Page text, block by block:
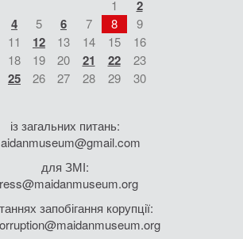
1 2
4 5 6 7 8
9
11 12 13 14 15
16
18 19 20 21 22
23
25 26 27 28 29
30
із загальних питань:
для ЗМІ:
запобігання корупції: